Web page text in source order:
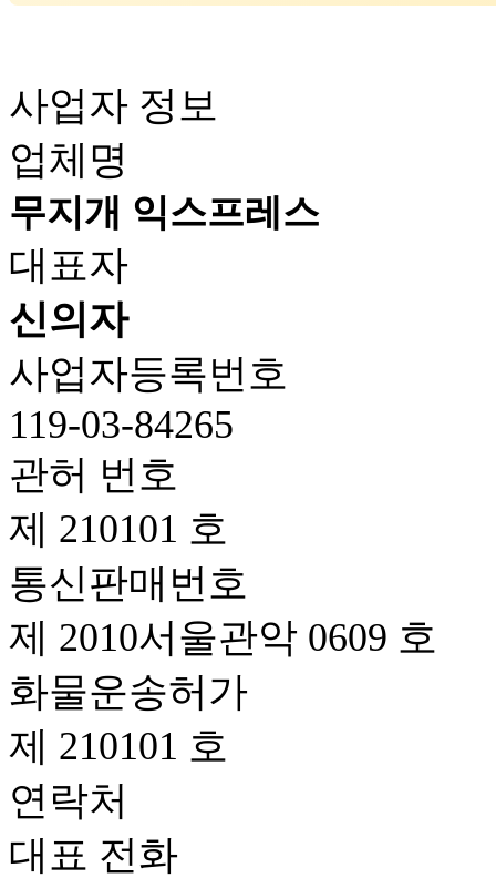
사업자 정보
업체명
무지개 익스프레스
대표자
신의자
사업자등록번호
119-03-84265
관허 번호
제 210101 호
통신판매번호
제 2010서울관악 0609 호
화물운송허가
제 210101 호
연락처
대표 전화